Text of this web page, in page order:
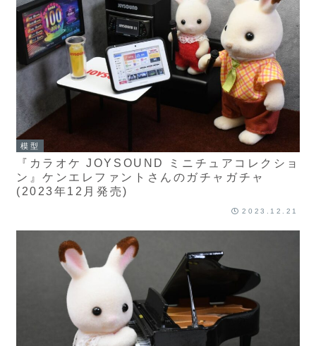
模型
『カラオケ JOYSOUND ミニチュアコレクショ
ン』ケンエレファントさんのガチャガチャ
(2023年12月発売)
2023.12.21